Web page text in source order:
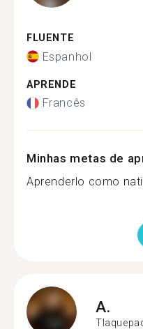
FLUENTE
Espanhol
APRENDE
Francês
Minhas metas de
Aprenderlo como
A.